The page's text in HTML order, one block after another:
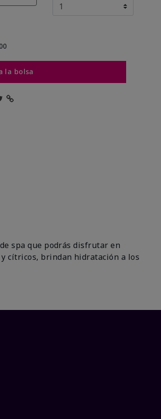
la bolsa
spa que podrás disfrutar en
cítricos, brindan hidratación a los